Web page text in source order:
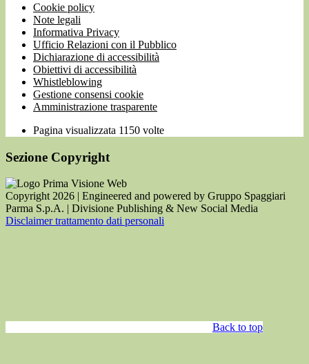
Cookie policy
Note legali
Informativa Privacy
Ufficio Relazioni con il Pubblico
Dichiarazione di accessibilità
Obiettivi di accessibilità
Whistleblowing
Gestione consensi cookie
Amministrazione trasparente
Pagina visualizzata 1150 volte
Sezione Copyright
Copyright 2026 | Engineered and powered by Gruppo Spaggiari
Parma S.p.A. | Divisione Publishing & New Social Media
Disclaimer trattamento dati personali
Back to top